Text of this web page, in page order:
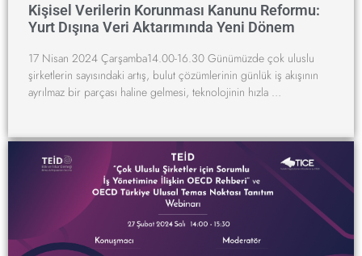
Kişisel Verilerin Korunması Kanunu Reformu:
Yurt Dışına Veri Aktarımında Yeni Dönem
17 Nisan 2024 Çarşamba14.00-16.30 Günümüzde çok uluslu
şirketlerin sayısındaki artış, bulut çözümlerinin günlük iş akışının
ayrılmaz bir parçası haline gelmesi, teknolojinin hızla …